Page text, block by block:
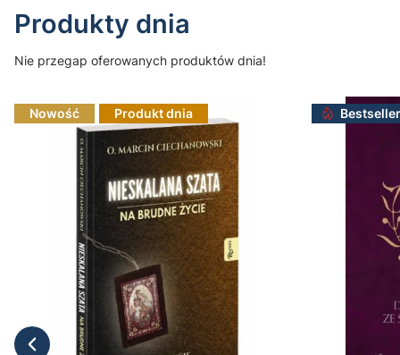
Produkty dnia
Nie przegap oferowanych produktów dnia!
Nowość Produkt dnia Bestseller